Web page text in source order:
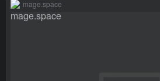
mage.space